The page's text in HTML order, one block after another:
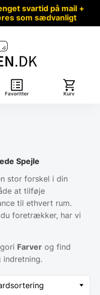
svartid på mail +
som sædvanligt
Favoritter Kurv
Spejle
stor forskel i din
at tilføje
til ethvert rum.
foretrækker, har vi
Farver og find
indretning.